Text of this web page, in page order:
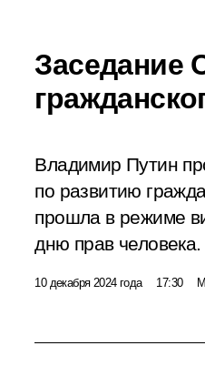
Заседание
Владимир Путин
по развитию
прошла в режиме
дню прав человека.
10 декабря 2024 года 17:30